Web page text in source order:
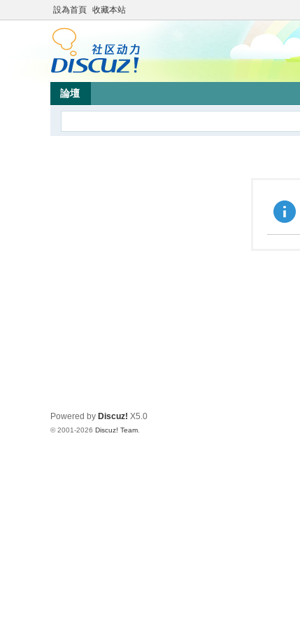
設為首頁 收藏本站
論壇
Powered by Discuz! X5.0
© 2001-2026 Discuz! Team